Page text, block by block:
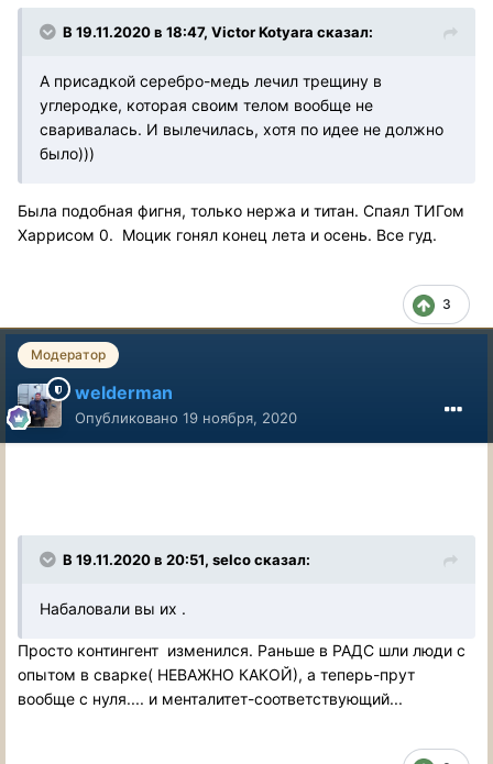
В 19.11.2020 в 18:47, Victor Kotyara сказал:
А присадкой серебро-медь лечил трещину в
углеродке, которая своим телом вообще не
сваривалась. И вылечилась, хотя по идее не должно
было)))
Была подобная фигня, только нержа и титан. Спаял ТИГом
Харрисом 0. Моцик гонял конец лета и осень. Все гуд.
3
Модератор
welderman
Опубликовано 19 ноября, 2020
В 19.11.2020 в 20:51, selco сказал:
Набаловали вы их .
Просто контингент изменился. Раньше в РАДС шли люди с
опытом в сварке( НЕВАЖНО КАКОЙ), а теперь-прут
вообще с нуля.... и менталитет-соответствующий...